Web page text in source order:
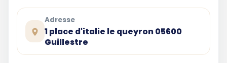
Adresse
1 place d'italie le queyron 05600
Guillestre